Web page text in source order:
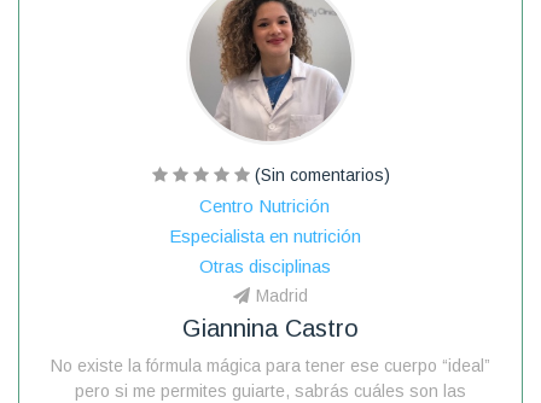
(Sin comentarios)
Centro Nutrición
Especialista en nutrición
Otras disciplinas
Madrid
Giannina Castro
No existe la fórmula mágica para tener ese cuerpo “ideal”
pero si me permites guiarte, sabrás cuáles son las